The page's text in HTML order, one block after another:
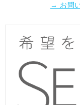
→ お問